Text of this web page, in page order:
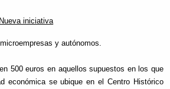
iniciativa
y autónomos.
500 euros en aquellos supuestos en los que
económica se ubique en el Centro Histórico